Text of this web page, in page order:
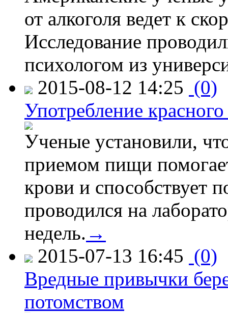
от алкоголя ведет к
Исследование
психологом из
2015-08-12 14:25 (0)
Употребление
Ученые установили,
приемом пищи
крови и способствует
проводился на
недель. →
2015-07-13 16:45 (0)
Вредные привычки
потомством